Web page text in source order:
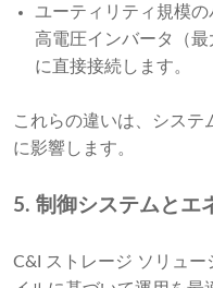
ユーティリティ規模
高電圧インバータ（
に直接接続します。
これらの違いは、システ
に影響します。
5. 制御システムとエ
C&I ストレージ ソリュ